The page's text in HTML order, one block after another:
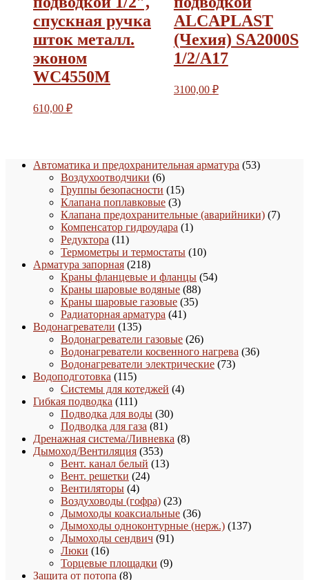
спускная ручка
шток металл.
эконом
WC4550M
610,00 ₽
ALCAPLAST
(Чехия) SA2000S
1/2/A17
3100,00 ₽
Автоматика и предохранительная арматура 5353
Воздухоотводчики 66
товаров
Группы безопасности 1515
товаров
Клапана поплавковые 33
товара
Клапана предохранительные (аварийники) 77
Компенсатор гидроудара 11
Редуктора 1111
товаров
Термометры и термостаты 1010
Арматура запорная 218218
товаров
Краны фланцевые и фланцы 5454
Краны шаровые водяные 8888
товаров
Краны шаровые газовые 3535
Радиаторная арматура 4141
Водонагреватели 135135
товаров
Водонагреватели газовые 2626
товаров
Водонагреватели косвенного нагрева 3636
Водонагреватели электрические 7373
Водоподготовка 115115
товаров
Системы для котеджей 44
Гибкая подводка 111111
товаров
Подводка для воды 3030
Подводка для газа 8181
товар
Дренажная система/Ливневка 88
Дымоход/Вентиляция 353353
товара
Вент. канал белый 1313
Вент. решетки 2424
Вентиляторы 44
товара
Воздуховоды (гофра) 2323
товара
Дымоходы коаксиальные 3636
товаров
Дымоходы одноконтурные (нерж.) 137137
Дымоходы сендвич 9191
Люки 1616
товаров
Торцевые площадки 99
Защита от потопа 88